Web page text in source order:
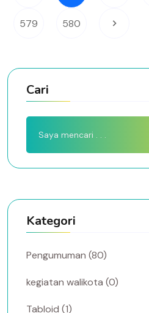
579 580
Cari
Kategori
Pengumuman (80)
kegiatan walikota (0)
Tabloid (1)